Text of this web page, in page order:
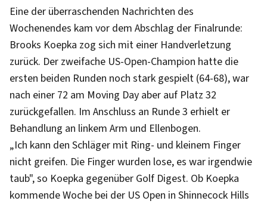
Eine der überraschenden Nachrichten des
Wochenendes kam vor dem Abschlag der Finalrunde:
Brooks Koepka zog sich mit einer Handverletzung
zurück. Der zweifache US-Open-Champion hatte die
ersten beiden Runden noch stark gespielt (64-68), war
nach einer 72 am Moving Day aber auf Platz 32
zurückgefallen. Im Anschluss an Runde 3 erhielt er
Behandlung an linkem Arm und Ellenbogen.
„Ich kann den Schläger mit Ring- und kleinem Finger
nicht greifen. Die Finger wurden lose, es war irgendwie
taub", so Koepka gegenüber Golf Digest. Ob Koepka
kommende Woche bei der US Open in Shinnecock Hills